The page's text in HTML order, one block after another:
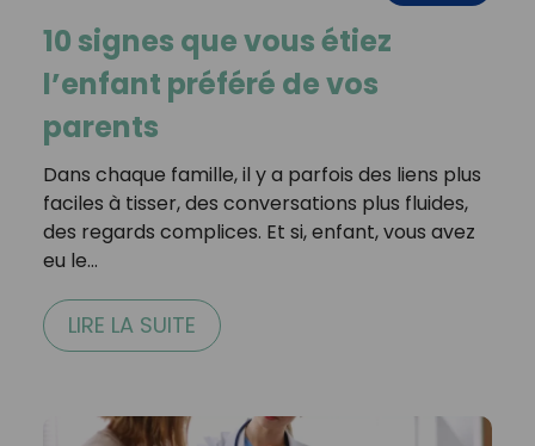
10 signes que vous étiez
l’enfant préféré de vos
parents
Dans chaque famille, il y a parfois des liens plus
faciles à tisser, des conversations plus fluides,
des regards complices. Et si, enfant, vous avez
eu le…
LIRE LA SUITE